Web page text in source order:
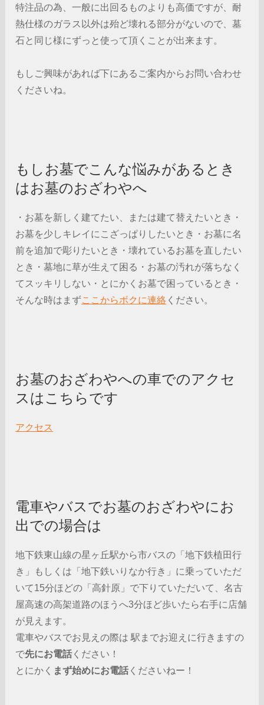
特注品の為、一般に出回るものよりも高価ですが、耐
熱仕様のガラス以外は殆ど壊れる部分がないので、墓
石と同じ様にずっと使って頂くことが出来ます。
もしご興味があれば下にあるご案内からお問い合わせ
くださいね。
もしお墓でこんな悩みがあるとき
はお墓のおざわやへ
・お墓を新しく建てたい、または建て替えたいとき・
お墓を少しキレイにこざっぱりしたいとき・お墓に名
前を追加で彫りたいとき・壊れているお墓を直したい
とき・墓地に草が生えて困る・お墓の汚れが落ちなく
てスッキリしない・とにかくお墓で困っているとき・
そんな時はまずここからボクに連絡 ください。
お墓のおざわやへの車でのアクセ
スはこちらです
アクセス
電車やバスでお墓のおざわやにお
出での場合は
地下鉄東山線の星ヶ丘駅から市バスの「地下鉄植田行
き」もしくは「地下鉄いりなか行き」に乗っていただ
いて15分ほどの「高針原」で下りていただいて、名古
屋高速の高架道路のほうへ3分ほど歩いたら右手に店舗
が見えます。
電車やバスでお見えの際は 駅までお迎えに行きますの
で先にお電話ください！
とにかく まず始めにお電話くださいねー！